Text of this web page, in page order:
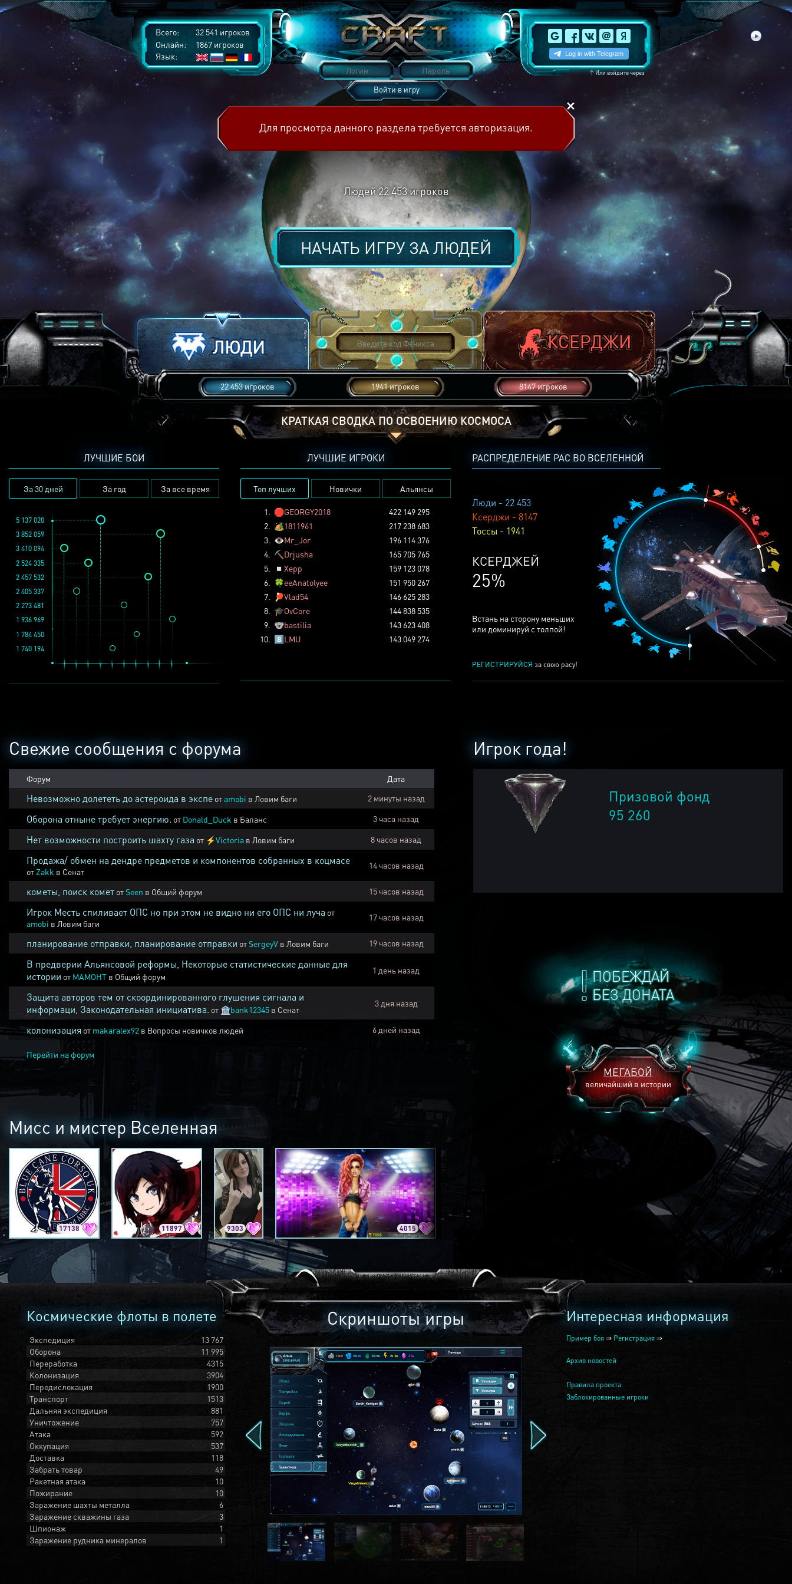
Всего:
32 541 игроков
Онлайн:
1867 игроков
Язык:
↑Или войдите через
Войти в игру
Для просмотра данного раздела требуется авторизация.
Людей 22 453игроков
НАЧАТЬ ИГРУ ЗАЛЮДЕЙ
22 453 игроков 1941 игроков 8147 игроков
КРАТКАЯ СВОДКА ПО ОСВОЕНИЮ КОСМОСА
РАСПРЕДЕЛЕНИЕ РАС ВО ВСЕЛЕННОЙ
Люди - 22 453
Ксерджи - 8147
Тоссы - 1941
КСЕРДЖЕЙ
25%
Встань на сторону меньших
или доминируй с толпой!
РЕГИСТРИРУЙСЯ за свою расу!
ЛУЧШИЕ БОИ
За 30 дней За год За все время
1 936 969
3 852 059
2 457 532
1 784 450
2 273 481
1 740 194
5 137 020
2 524 335
2 405 337
3 410 094
ЛУЧШИЕ ИГРОКИ
Топ лучших Новички Альянсы
1. 🛑GEORGY2018
422 149 295
2. 🏕️1811961
217 238 683
3. 👁️Mr_Jor
196 114 376
4. ⛏️ Drjusha
165 705 765
5.
◽ Xepp
159 123 078
6. 🍀eeAnatolyee
151 950 267
7.
🏓Vlad54
146 625 283
8. 🎓OvCore
144 838 535
9. 🐨bastilia
143 623 408
10. 8️⃣LMU 143 049 274
ПОБЕЖДАЙ
БЕЗ ДОНАТА
МЕГАБОЙ
величайший в истории
Игрок года!
Призовой фонд
95 260
Свежие сообщения с форума
Форум Дата
Невозможно долететь до астероида в экспе отamobi в Ловим баги 2 минуты назад
Оборона отныне требует энергию. от Donald_Duck в Баланс 3 часа назад
Нет возможности построить шахту газа от ⚡Victoria в Ловим баги 8 часов назад
Продажа/ обмен на дендре предметов и компонентов собранных в коцмасе
от Zakk в Сенат
14 часов назад
кометы, поиск комет отSeen в Общий форум 15 часов назад
Игрок Месть спиливает ОПС но при этом не видно ни его ОПС ни луча от
amobi в Ловим баги
17 часов назад
планирование отправки, планирование отправки отSergeyV в Ловим баги 19 часов назад
В предверии Альянсовой реформы, Некоторые статистические данные для
истории от MAMOHT в Общий форум
1 день назад
Защита авторов тем от скоординированного глушения сигнала и
информаци, Законодательная инициатива. от 🏦bank12345 в Сенат
3 дня назад
колонизация от makaralex92 в Вопросы новичков людей 6 дней назад
Перейти на форум
Мисс и мистер Вселенная
17138 11897 9303 4015 2240
Космические флоты в полете
Экспедиция
13 767
Оборона
11 995
Переработка
4315
Колонизация
3904
Передислокация
1900
Транспорт
1513
Дальняя экспедиция
881
Уничтожение
757
Атака
592
Оккупация
537
Доставка
118
Забрать товар
49
Ракетная атака
10
Пожирание
10
Заражение шахты металла
6
Заражение скважины газа
3
Шпионаж
1
Заражение рудника минералов
1
Скриншоты игры Интересная информация
Пример боя ⇒ Регистрация ⇒
Архив новостей
Правила проекта
Заблокированные игроки